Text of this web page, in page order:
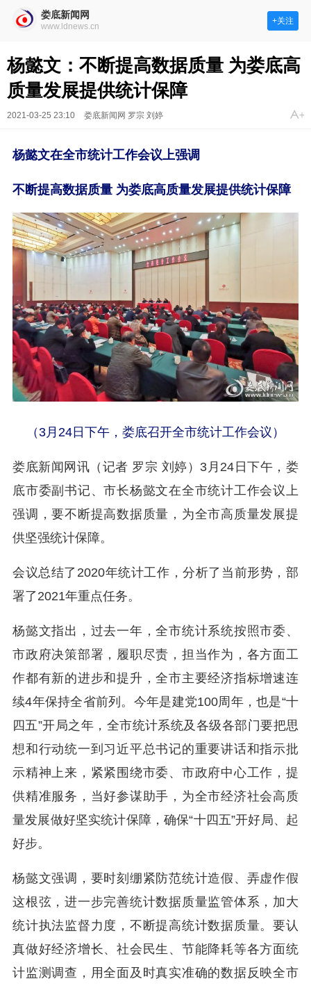
娄底新闻网
www.ldnews.cn
+关注
杨懿文：不断提高数据质量 为娄底高
质量发展提供统计保障
2021-03-25 23:10 娄底新闻网 罗宗 刘婷
杨懿文在全市统计工作会议上强调
不断提高数据质量 为娄底高质量发展提供统计保障
（3月24日下午，娄底召开全市统计工作会议）
娄底新闻网讯（记者 罗宗 刘婷）3月24日下午，娄
底市委副书记、市长杨懿文在全市统计工作会议上
强调，要不断提高数据质量，为全市高质量发展提
供坚强统计保障。
会议总结了2020年统计工作，分析了当前形势，部
署了2021年重点任务。
杨懿文指出，过去一年，全市统计系统按照市委、
市政府决策部署，履职尽责，担当作为，各方面工
作都有新的进步和提升，全市主要经济指标增速连
续4年保持全省前列。今年是建党100周年，也是“十
四五”开局之年，全市统计系统及各级各部门要把思
想和行动统一到习近平总书记的重要讲话和指示批
示精神上来，紧紧围绕市委、市政府中心工作，提
供精准服务，当好参谋助手，为全市经济社会高质
量发展做好坚实统计保障，确保“十四五”开好局、起
好步。
杨懿文强调，要时刻绷紧防范统计造假、弄虚作假
这根弦，进一步完善统计数据质量监管体系，加大
统计执法监督力度，不断提高统计数据质量。要认
真做好经济增长、社会民生、节能降耗等各方面统
计监测调查，用全面及时真实准确的数据反映全市